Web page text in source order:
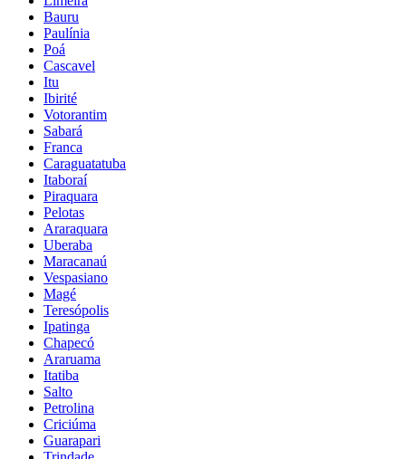
Bauru
Paulínia
Poá
Cascavel
Itu
Ibirité
Votorantim
Sabará
Franca
Caraguatatuba
Itaboraí
Piraquara
Pelotas
Araraquara
Uberaba
Maracanaú
Vespasiano
Magé
Teresópolis
Ipatinga
Chapecó
Araruama
Itatiba
Salto
Petrolina
Criciúma
Guarapari